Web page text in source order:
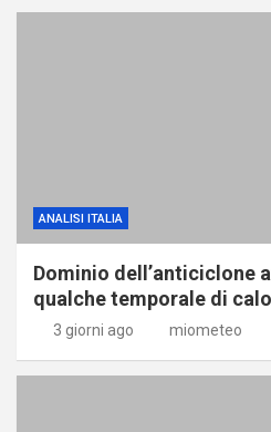
ANALISI ITALIA
Dominio dell’anticiclone
qualche temporale di
3 giorni ago miometeo